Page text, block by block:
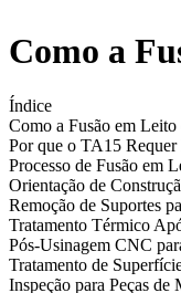
Como a
Índice
Como a Fusão em
Por que o TA15 Requer
Processo de Fusão em
Orientação de
Remoção de Suportes
Tratamento Térmico
Pós-Usinagem CNC
Tratamento de
Inspeção para Peças